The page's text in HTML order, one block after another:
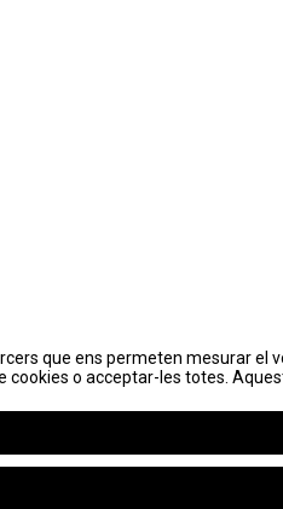
que ens permeten mesurar el
cookies o acceptar-les totes.